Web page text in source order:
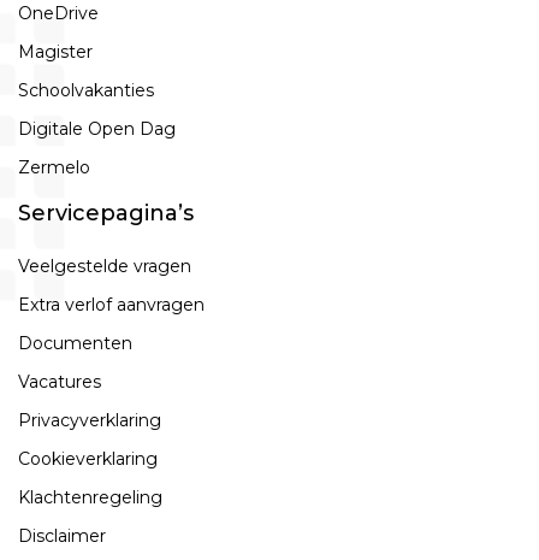
OneDrive
Magister
Schoolvakanties
Digitale Open Dag
Zermelo
Servicepagina’s
Veelgestelde vragen
Extra verlof aanvragen
Documenten
Vacatures
Privacyverklaring
Cookieverklaring
Klachtenregeling
Disclaimer